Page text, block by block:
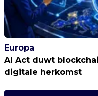
Europa
AI Act duwt
digitale herkomst